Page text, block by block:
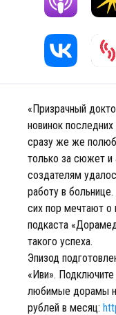
«Призрачный
новинок
сразу же же
только за сюжет и
создателям
работу в
сих пор мечтают о
подкаста
такого успеха.
Эпизод
«Иви».
любимые дорамы
рублей в месяц: